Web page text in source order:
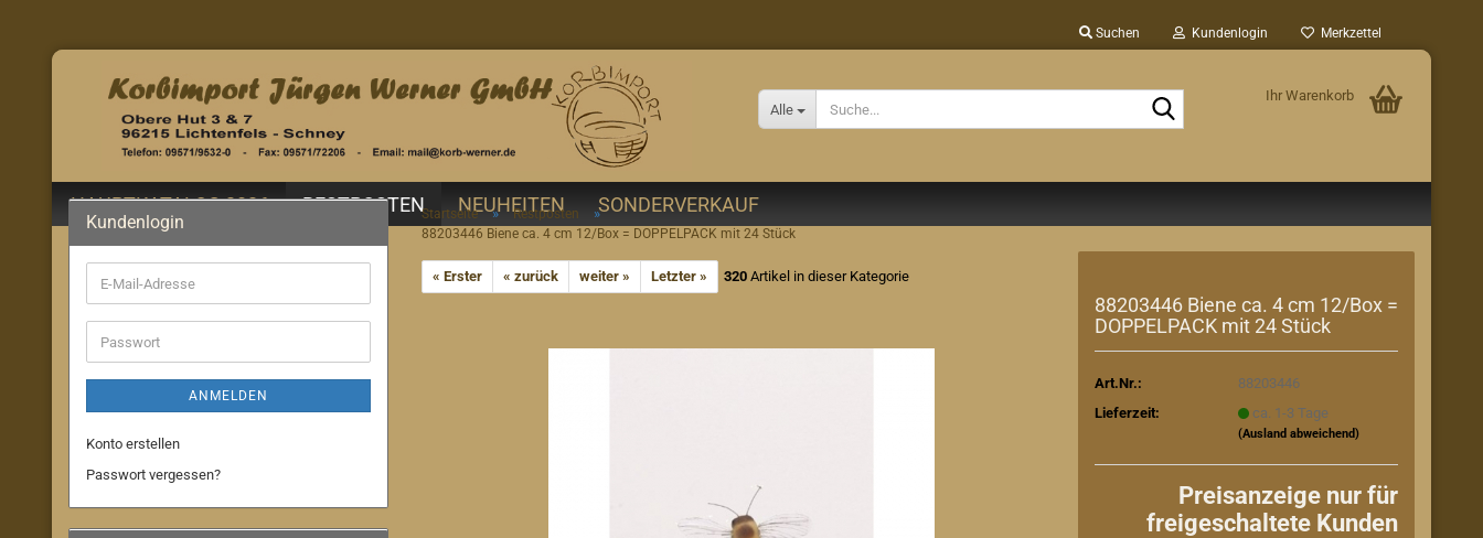
Suchen Kundenlogin Merkzettel
Alle
Ihr Warenkorb
HAUPTKATALOG 2026 RESTPOSTEN NEUHEITEN SONDERVERKAUF
Startseite » Restposten »
88203446 Biene ca. 4 cm 12/Box = DOPPELPACK mit 24 Stück
« Erster « zurück weiter » Letzter » 320 Artikel in dieser Kategorie
88203446 Biene ca. 4 cm 12/Box =
DOPPELPACK mit 24 Stück
Art.Nr.:
88203446
Lieferzeit:
ca. 1-3 Tage
(Ausland abweichend)
Preisanzeige nur für
freigeschaltete Kunden
Kundenlogin
E-
Mail-
Adresse
Passwort
ANMELDEN
Konto erstellen
Passwort vergessen?